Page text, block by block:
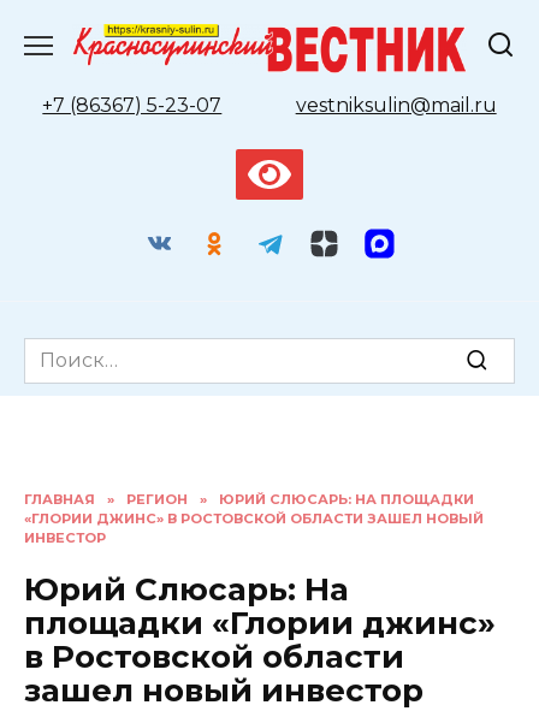
содержанию
+7 (86367) 5-23-07
vestniksulin@mail.ru
Search
for:
ГЛАВНАЯ » РЕГИОН »
ЮРИЙ СЛЮСАРЬ: НА ПЛОЩАДКИ
«ГЛОРИИ ДЖИНС» В РОСТОВСКОЙ ОБЛАСТИ ЗАШЕЛ НОВЫЙ
ИНВЕСТОР
Юрий Слюсарь: На
площадки «Глории джинс»
в Ростовской области
зашел новый инвестор